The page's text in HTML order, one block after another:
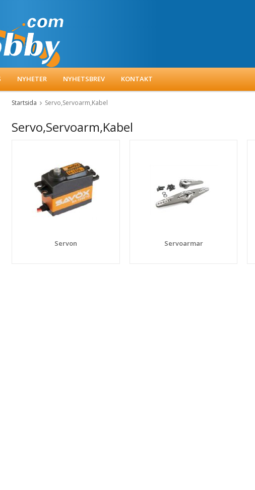
NYHETER NYHETSBREV KONTAKT
Startsida Servo,Servoarm,Kabel
Servo,Servoarm,Kabel
Servon Servoarmar